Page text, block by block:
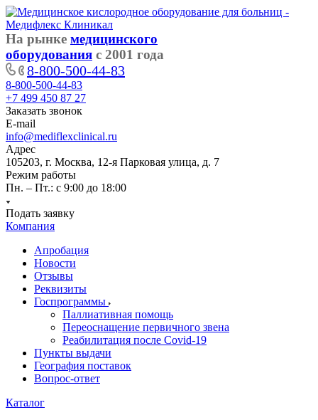
На рынке медицинского
оборудования с 2001 года
8-800-500-44-83
8-800-500-44-83
+7 499 450 87 27
Заказать звонок
E-mail
info@mediflexclinical.ru
Адрес
105203, г. Москва, 12-я Парковая улица, д. 7
Режим работы
Пн. – Пт.: с 9:00 до 18:00
Подать заявку
Компания
Апробация
Новости
Отзывы
Реквизиты
Госпрограммы
Паллиативная помощь
Переоснащение первичного звена
Реабилитация после Covid-19
Пункты выдачи
География поставок
Вопрос-ответ
Каталог